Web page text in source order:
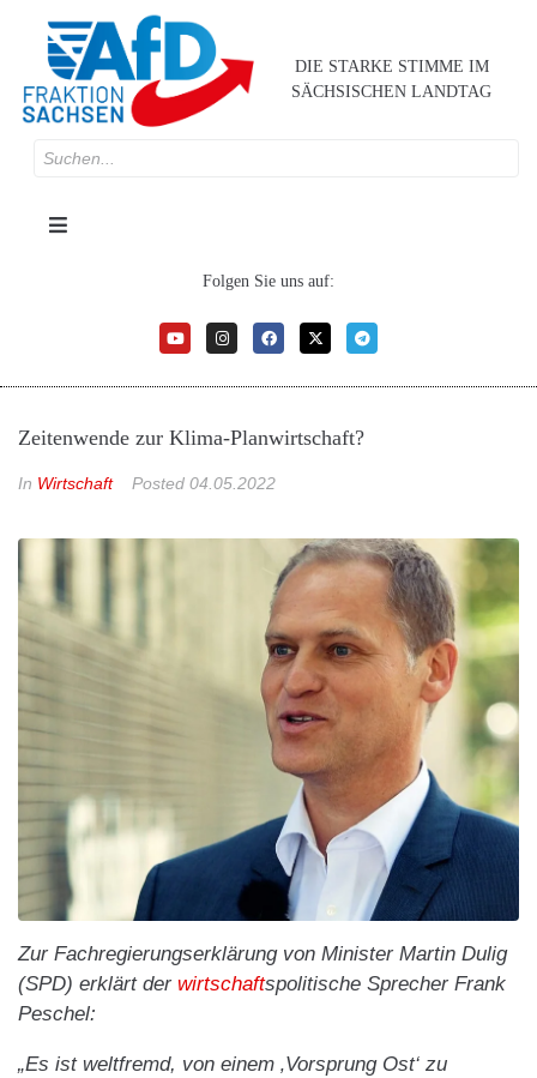
DIE STARKE STIMME IM
SÄCHSISCHEN LANDTAG
Folgen Sie uns auf:
Zeitenwende zur Klima-Planwirtschaft?
In Wirtschaft Posted 04.05.2022
Zur Fachregierungserklärung von Minister Martin Dulig
(SPD) erklärt der wirtschaftspolitische Sprecher Frank
Peschel:
„Es ist weltfremd, von einem ‚Vorsprung Ost‘ zu